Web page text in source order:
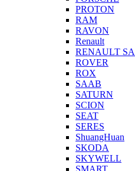
PROTON
RAM
RAVON
Renault
RENAULT
ROVER
ROX
SAAB
SATURN
SCION
SEAT
SERES
ShuangHuan
SKODA
SKYWELL
SMART